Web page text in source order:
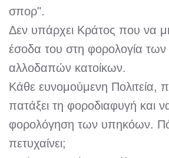
σπορ".
Δεν υπάρχει Κράτος που να
έσοδα του στη φορολογία των
αλλοδαπών κατοίκων.
Κάθε ευνομούμενη Πολιτεία,
πατάξει τη φοροδιαφυγή και
φορολόγηση των υπηκόων.
πετυχαίνει;